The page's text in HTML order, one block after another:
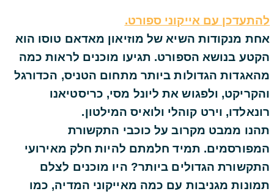
להתעדכן עם אייקוני ספורט.
אחת מנקודות השיא של מוזיאון מאדאם טוסו הוא
הקטע בנושא הספורט. תגיעו מוכנים לראות כמה
מהאגדות הגדולות ביותר מתחום הטניס, הכדורגל
והקריקט, ולפגוש את ליונל מסי, כריסטיאנו
רונאלדו, וירט קוהלי ולואיס המילטון.
תהנו ממבט מקרוב על כוכבי התקשורת
המפורסמים. תמיד חלמתם להיות חלק מאירועי
התקשורת הגדולים ביותר? היו מוכנים לצלם
תמונות מגניבות עם כמה מאייקוני המדיה, כמו